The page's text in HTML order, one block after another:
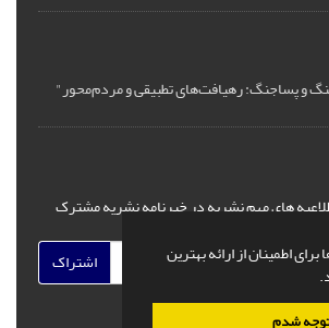
اطمینان از ارائه بهترین
شدم
و پساجنگ: رهیافت‌های تطبیقی و مردم‌محور"
های مهم نشریه در خبرنامه نشریه مشترک
اشتراک